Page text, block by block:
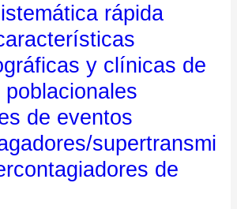
rápida
y clínicas de
de eventos
supertransmi
de